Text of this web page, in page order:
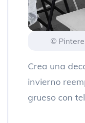
©
Crea una
invierno
grueso con